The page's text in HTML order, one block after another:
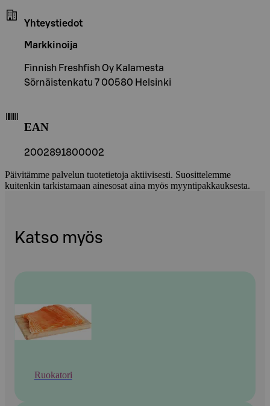
Yhteystiedot
Markkinoija
Finnish Freshfish Oy Kalamesta
Sörnäistenkatu 7 00580 Helsinki
EAN
2002891800002
Päivitämme palvelun tuotetietoja aktiivisesti. Suosittelemme
kuitenkin tarkistamaan ainesosat aina myös myyntipakkauksesta.
Katso myös
Ruokatori